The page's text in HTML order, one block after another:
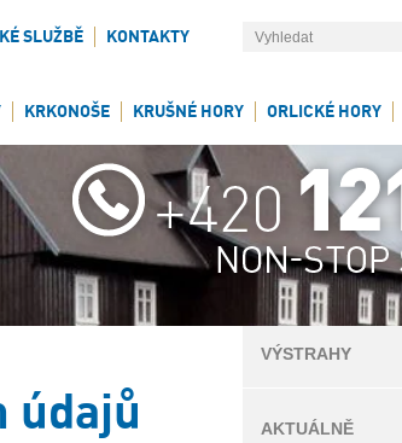
SLUŽBĚ KONTAKTY
KRKONOŠE KRUŠNÉ HORY ORLICKÉ HORY
VÝSTRAHY
AKTUÁLNĚ
údajů